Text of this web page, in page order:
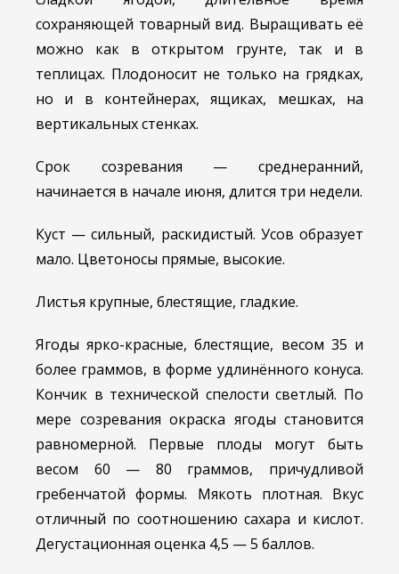
сохраняющей товарный вид. Выращивать её
можно как в открытом грунте, так и в
теплицах. Плодоносит не только на грядках,
но и в контейнерах, ящиках, мешках, на
вертикальных стенках.
Срок созревания — среднеранний,
начинается в начале июня, длится три недели.
Куст — сильный, раскидистый. Усов образует
мало. Цветоносы прямые, высокие.
Листья крупные, блестящие, гладкие.
Ягоды ярко-красные, блестящие, весом 35 и
более граммов, в форме удлинённого конуса.
Кончик в технической спелости светлый. По
мере созревания окраска ягоды становится
равномерной. Первые плоды могут быть
весом 60 — 80 граммов, причудливой
гребенчатой формы. Мякоть плотная. Вкус
отличный по соотношению сахара и кислот.
Дегустационная оценка 4,5 — 5 баллов.